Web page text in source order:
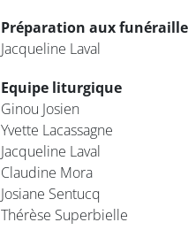
Préparation aux
Jacqueline Laval
Equipe liturgique
Ginou Josien
Yvette Lacassagne
Jacqueline Laval
Claudine Mora
Josiane Sentucq
Thérèse Superbielle